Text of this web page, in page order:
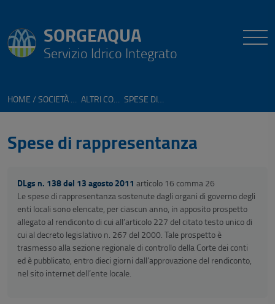
SORGEAQUA
Servizio Idrico Integrato
HOME
Spese di rappresentanza
DLgs n. 138 del 13 agosto 2011 articolo 16 comma 26
Le spese di rappresentanza sostenute dagli organi di governo degli
enti locali sono elencate, per ciascun anno, in apposito prospetto
allegato al rendiconto di cui all’articolo 227 del citato testo unico di
cui al decreto legislativo n. 267 del 2000. Tale prospetto è
trasmesso alla sezione regionale di controllo della Corte dei conti
ed è pubblicato, entro dieci giorni dall’approvazione del rendiconto,
nel sito internet dell’ente locale.